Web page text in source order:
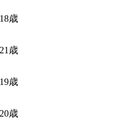
歳
歳
歳
歳